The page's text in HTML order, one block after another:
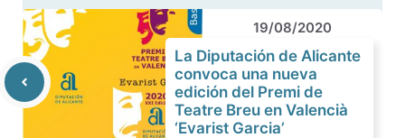
19/08/2020
La Diputación de Alicante
convoca una nueva
edición del Premi de
Teatre Breu en Valencià
‘Evarist Garcia’